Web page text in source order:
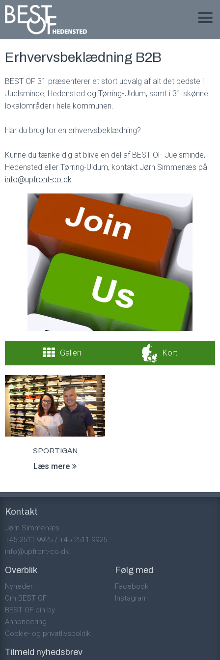
Erhvervsbeklædning B2B
BEST OF 31 præsenterer et stort udvalg af alt det bedste i
Juelsminde, Hedensted og Tørring-Uldum, samt i 31 skønne
lokalområder i hele kommunen.
Har du brug for en erhvervsbeklædning?
Kunne du tænke dig at blive en del af BEST OF Juelsminde,
Hedensted eller Tørring-Uldum, kontakt Jørn Simmenæs på
info@upfront-co.dk
Galleri Kort
SPORTIGAN
Læs mere
Kontakt
Jørn Simmenæs
+45 2511 9925 / +45 2511 9925
info@upfront-co.dk
Overblik
Nyheder
Om BEST OF
BEST OF din by
Annoncering
Cookie- og privatlivspolitik
Følg med
Facebook
Instagram
Tilmeld nyhedsbrev